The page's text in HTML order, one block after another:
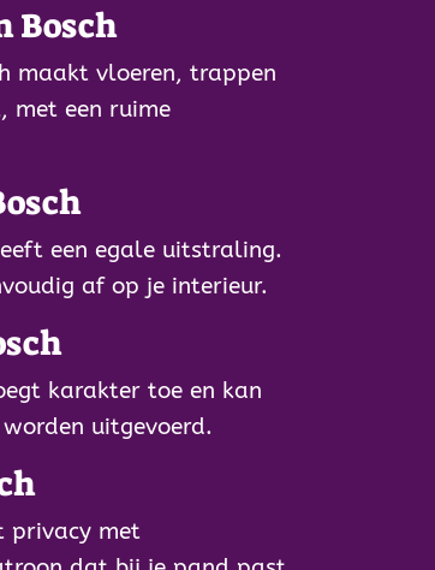
Bosch
maakt vloeren, trappen
met een ruime
een egale uitstraling.
af op je interieur.
karakter toe en kan
uitgevoerd.
privacy met